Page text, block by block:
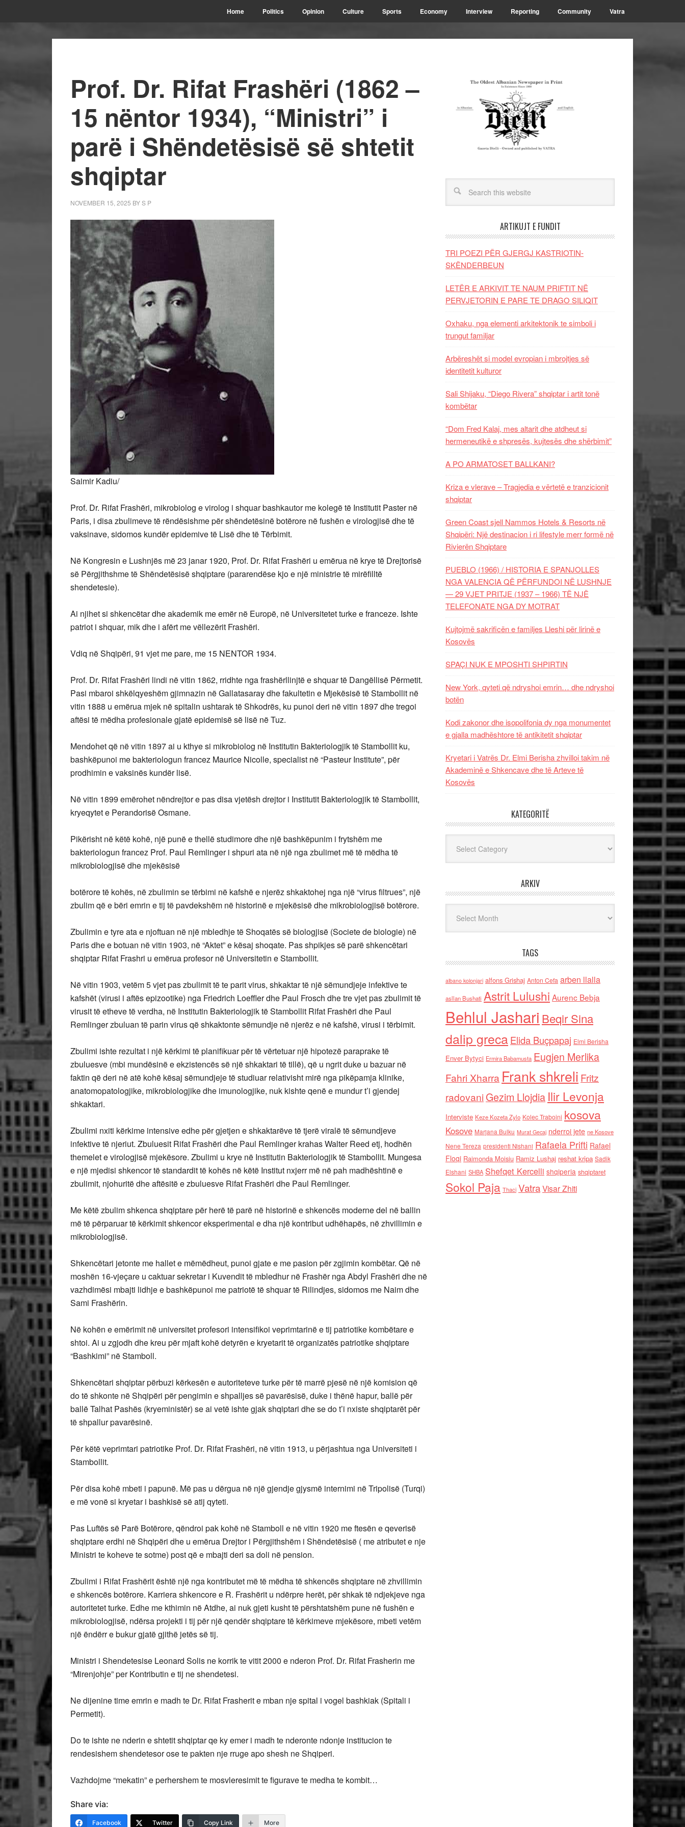
Home Politics Opinion Culture Sports Economy Interview Reporting Community Vatra
Prof. Dr. Rifat Frashëri (1862 –
15 nëntor 1934), “Ministri” i
parë i Shëndetësisë së shtetit
shqiptar
NOVEMBER 15, 2025 BYS P
Saimir Kadiu/
Prof. Dr. Rifat Frashëri, mikrobiolog e virolog i shquar bashkautor me kolegë të Institutit Paster në
Paris, i disa zbulimeve të rëndësishme për shëndetësinë botërore në fushën e virologjisë dhe të
vaksinave, sidomos kundër epidemive të Lisë dhe të Tërbimit.
Në Kongresin e Lushnjës më 23 janar 1920, Prof. Dr. Rifat Frashëri u emërua në krye të Drejtorisë
së Përgjithshme të Shëndetësisë shqiptare (pararendëse kjo e një ministrie të mirëfilltë
shendetesie).
Ai njihet si shkencëtar dhe akademik me emër në Europë, në Universitetet turke e franceze. Ishte
patriot i shquar, mik dhe i afërt me vëllezërit Frashëri.
Vdiq në Shqipëri, 91 vjet me pare, me 15 NENTOR 1934.
Prof. Dr. Rifat Frashëri lindi në vitin 1862, rridhte nga frashërllinjtë e shquar të Dangëllisë Përmetit.
Pasi mbaroi shkëlqyeshëm gjimnazin në Gallatasaray dhe fakultetin e Mjekësisë të Stambollit në
vitin 1888 u emërua mjek në spitalin ushtarak të Shkodrës, ku punoi deri në vitin 1897 dhe tregoi
aftësi të mëdha profesionale gjatë epidemisë së lisë në Tuz.
Mendohet që në vitin 1897 ai u kthye si mikrobiolog në Institutin Bakteriologjik të Stambollit ku,
bashkëpunoi me bakteriologun francez Maurice Nicolle, specialist në “Pasteur Institute”, për
prodhimin e vaksinës kundër lisë.
Në vitin 1899 emërohet nëndrejtor e pas disa vjetësh drejtor i Institutit Bakteriologjik të Stambollit,
kryeqytet e Perandorisë Osmane.
Pikërisht në këtë kohë, një punë e thellë studimore dhe një bashkëpunim i frytshëm me
bakteriologun francez Prof. Paul Remlinger i shpuri ata në një nga zbulimet më të mëdha të
mikrobiologjisë dhe mjekësisë
botërore të kohës, në zbulimin se tërbimi në kafshë e njerëz shkaktohej nga një “virus filtrues”, një
zbulim që e bëri emrin e tij të pavdekshëm në historinë e mjekësisë dhe mikrobiologjisë botërore.
Zbulimin e tyre ata e njoftuan në një mbledhje të Shoqatës së biologjisë (Societe de biologie) në
Paris dhe e botuan në vitin 1903, në “Aktet” e kësaj shoqate. Pas shpikjes së parë shkencëtari
shqiptar Rifat Frashri u emërua profesor në Universitetin e Stambollit.
Në vitin 1903, vetëm 5 vjet pas zbulimit të te parit virus, shkaktar të një sëmundjeje infektive te
kafshët (virusi i aftës epizootike) nga Friedrich Loeffler dhe Paul Frosch dhe tre vjet pas zbulimit të
virusit të etheve të verdha, në Institutin Bakteriologjik të Stambollit Rifat Frashëri dhe Paul
Remlinger zbuluan të parin virus që shkaktonte sëmundje në njerëz e në kafshë, virusi i tërbimit.
Zbulimi ishte rezultat i një kërkimi të planifikuar për të vërtetuar një hipotezë paraprake të
zbuluesve (mbi mundësinë e ekzistencës së një shkaktari të tillë), që u ngrit duke u bazuar në
faktin që deri në atë kohë kësaj sëmundjeje të studiuar relativisht mirë nga pikëpamja klinike,
anatomopatologjike, mikrobiologjike dhe imunologjike, nuk kishte qenë e mundur t’i gjendej
shkaktari.
Zbulimi nxiti kërkime intensive edhe për gjetjen e shkaktarëve të tjerë viralë të sëmundjeve
infektive të njeriut. Zbuluesit Rifat Frashëri dhe Paul Remlinger krahas Walter Reed etj, hodhën
themelet e virologjisë mjekësore. Zbulimi u krye në Institutin Bakteriologjik të Stambollit. Mungesa
e një mjedisi shkencor të standardit të kohës në këtë Institut nxjerr më në pah madhështinë e
zbulimit, njohuritë dhe aftësitë e zbuluesve Rifat Frashëri dhe Paul Remlinger.
Me këtë zbulim shkenca shqiptare për herë të parë në historinë e shkencës moderne del në ballin
më të përparuar të kërkimit shkencor eksperimental e dha një kontribut udhëhapës, në zhvillimin e
mikrobiologjisë.
Shkencëtari jetonte me hallet e mëmëdheut, punoi gjate e me pasion për zgjimin kombëtar. Që në
moshën 16-vjeçare u caktuar sekretar i Kuvendit të mbledhur në Frashër nga Abdyl Frashëri dhe në
vazhdimësi mbajti lidhje e bashkëpunoi me patriotë të shquar të Rilindjes, sidomos me Naim dhe
Sami Frashërin.
Në kohën e emërimit në universitet profesori intensifikoi veprimtarinë e tij patriotike kombëtare e
shtoi. Ai u zgjodh dhe kreu për mjaft kohë detyrën e kryetarit të organizatës patriotike shqiptare
“Bashkimi” në Stamboll.
Shkencëtari shqiptar përbuzi kërkesën e autoriteteve turke për të marrë pjesë në një komision që
do të shkonte në Shqipëri për pengimin e shpalljes së pavarësisë, duke i thënë hapur, ballë për
ballë Talhat Pashës (kryeministër) se ai vetë ishte gjak shqiptari dhe se do t’i nxiste shqiptarët për
të shpallur pavarësinë.
Për këtë veprimtari patriotike Prof. Dr. Rifat Frashëri, në vitin 1913, u përjashtua nga Universiteti i
Stambollit.
Për disa kohë mbeti i papunë. Më pas u dërgua në një gjendje gjysmë internimi në Tripolisë (Turqi)
e më vonë si kryetar i bashkisë së atij qyteti.
Pas Luftës së Parë Botërore, qëndroi pak kohë në Stamboll e në vitin 1920 me ftesën e qeverisë
shqiptare erdhi në Shqipëri dhe u emërua Drejtor i Përgjithshëm i Shëndetësisë ( me atributet e nje
Ministri te koheve te sotme) post që e mbajti deri sa doli në pension.
Zbulimi i Rifat Frashërit është një nga kontributet më të mëdha të shkencës shqiptare në zhvillimin
e shkencës botërore. Karriera shkencore e R. Frashërit u ndërpre herët, për shkak të ndjekjeve nga
autoritetet turke. Edhe me kthimin në Atdhe, ai nuk gjeti kusht të përshtatshëm pune në fushën e
mikrobiologjisë, ndërsa projekti i tij për një qendër shqiptare të kërkimeve mjekësore, mbeti vetëm
një ëndërr e bukur gjatë gjithë jetës së tij.
Ministri i Shendetesise Leonard Solis ne korrik te vitit 2000 e nderon Prof. Dr. Rifat Frasherin me
“Mirenjohje” per Kontributin e tij ne shendetesi.
Ne dijenine time emrin e madh te Dr. Rifat Frasherit e mban nje spital i vogel bashkiak (Spitali i
Permetit).
Do te ishte ne nderin e shtetit shqiptar qe ky emer i madh te nderonte ndonje institucion te
rendesishem shendetesor ose te pakten nje rruge apo shesh ne Shqiperi.
Vazhdojme “mekatin” e perhershem te mosvleresimit te figurave te medha te kombit…
Share via:
Facebook Twitter Copy Link More
ARTIKUJT E FUNDIT
TRI POEZI PËR GJERGJ KASTRIOTIN-
SKËNDERBEUN
LETËR E ARKIVIT TE NAUM PRIFTIT NË
PERVJETORIN E PARE TE DRAGO SILIQIT
Oxhaku, nga elementi arkitektonik te simboli i
trungut familjar
Arbëreshët si model evropian i mbrojtjes së
identitetit kulturor
Sali Shijaku, “Diego Rivera” shqiptar i artit tonë
kombëtar
“Dom Fred Kalaj, mes altarit dhe atdheut si
hermeneutikë e shpresës, kujtesës dhe shërbimit”
A PO ARMATOSET BALLKANI?
Kriza e vlerave – Tragjedia e vërtetë e tranzicionit
shqiptar
Green Coast sjell Nammos Hotels & Resorts në
Shqipëri: Një destinacion i ri lifestyle merr formë në
Rivierën Shqiptare
PUEBLO (1966) / HISTORIA E SPANJOLLES
NGA VALENCIA QË PËRFUNDOI NË LUSHNJE
— 29 VJET PRITJE (1937 – 1966) TË NJË
TELEFONATE NGA DY MOTRAT
Kujtojmë sakrificën e familjes Lleshi për lirinë e
Kosovës
SPAÇI NUK E MPOSHTI SHPIRTIN
New York, qyteti që ndryshoi emrin… dhe ndryshoi
botën
Kodi zakonor dhe isopolifonia dy nga monumentet
e gjalla madhështore të antikitetit shqiptar
Kryetari i Vatrës Dr. Elmi Berisha zhvilloi takim në
Akademinë e Shkencave dhe të Arteve të
Kosovës
KATEGORITË
ARKIV
TAGS
albano kolonjari alfons Grishaj Anton Cefa arben llalla
asllan Bushati Astrit Lulushi Aurenc Bebja
Behlul Jashari Beqir Sina
dalip grecaElida Buçpapaj Elmi Berisha
Enver Bytyci Ermira Babamusta Eugjen Merlika
Fahri Xharra Frank shkreli Fritz
radovaniGezim Llojdia Ilir Levonja
Interviste Keze Kozeta Zylo Kolec Traboini kosova
Kosove Marjana Bulku Murat Gecaj nderroi jete ne Kosove
Nene Tereza presidenti Nishani Rafaela Prifti Rafael
Floqi Raimonda Moisiu Ramiz Lushaj reshat kripa Sadik
Elshani SHBA Shefqet Kercelli shqiperia shqiptaret
Sokol Paja Thaci VatraVisar Zhiti